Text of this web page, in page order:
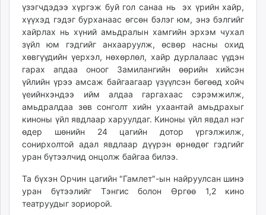
үзэгчдэдээ хүргэж буй гол санаа нь эх үрийн хайр,
хүүхэд гэдэг бурханаас өгсөн бэлэг юм, энэ бэлгийг
хайрлах нь хүний амьдралын хамгийн эрхэм чухал
зүйл юм гэдгийг анхааруулж, өсвөр насны охид
хөвгүүдийн үерхэл, нөхөрлөл, хайр дурлалаас үүдэн
гарах апдаа оноог Замилангийн өөрийн хийсэн
үйлийн үрээ амсаж байгаагаар үзүүлсэн бөгөөд хойч
үеийнхэндээ ийм алдаа гаргахаас сэрэмжилж,
амьдралдаа зөв сонголт хийн ухаантай амьдрахыг
киноны үйл явдлаар харуулдаг. Киноны үйл явдал нэг
өдер шөнийн 24 цагийн дотор үргэлжилж,
сонирхолтой адал явдлаар дүүрэн өрнөдөг гэдгийг
уран бүтээлчид онцолж байгаа билээ.
Та бүхэн Орчин цагийн "Гамлет"-ын найруулсан шинэ
уран бүтээлийг Тэнгис болон Өргөө 1,2 кино
театруудыг зориорой.